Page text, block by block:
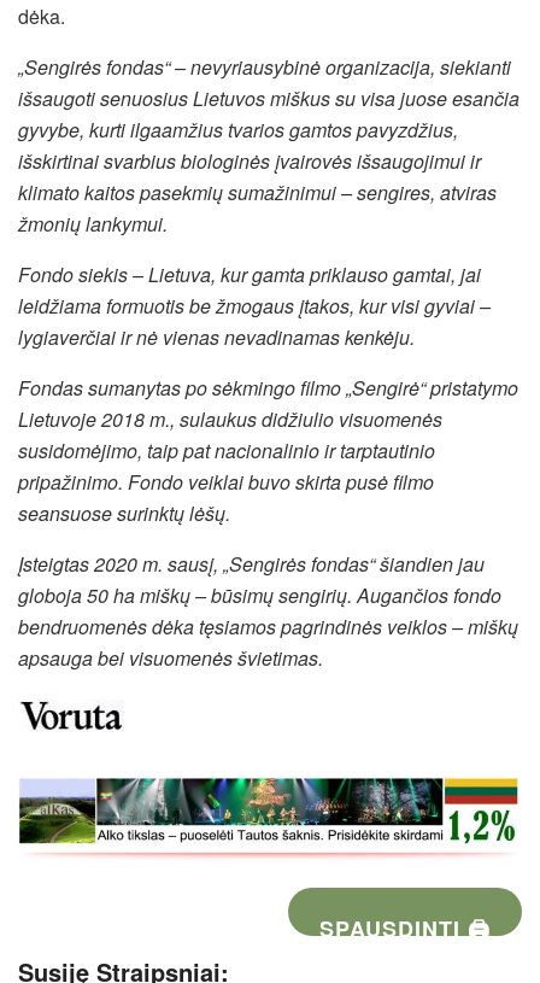
dėka.
„Sengirės fondas“ – nevyriausybinė organizacija, siekianti
išsaugoti senuosius Lietuvos miškus su visa juose esančia
gyvybe, kurti ilgaamžius tvarios gamtos pavyzdžius,
išskirtinai svarbius biologinės įvairovės išsaugojimui ir
klimato kaitos pasekmių sumažinimui – sengires, atviras
žmonių lankymui.
Fondo siekis – Lietuva, kur gamta priklauso gamtai, jai
leidžiama formuotis be žmogaus įtakos, kur visi gyviai –
lygiaverčiai ir nė vienas nevadinamas kenkėju.
Fondas sumanytas po sėkmingo filmo „Sengirė“ pristatymo
Lietuvoje 2018 m., sulaukus didžiulio visuomenės
susidomėjimo, taip pat nacionalinio ir tarptautinio
pripažinimo. Fondo veiklai buvo skirta pusė filmo
seansuose surinktų lėšų.
Įsteigtas 2020 m. sausį, „Sengirės fondas“ šiandien jau
globoja 50 ha miškų – būsimų sengirių. Augančios fondo
bendruomenės dėka tęsiamos pagrindinės veiklos – miškų
apsauga bei visuomenės švietimas.
SPAUSDINTI 🖨
Susiję Straipsniai: